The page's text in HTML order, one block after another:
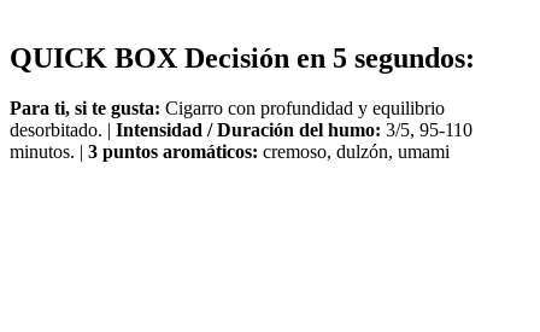
QUICK BOX Decisión en 5 segundos:
Para ti, si te gusta: Cigarro con profundidad y equilibrio
desorbitado. | Intensidad / Duración del humo: 3/5, 95-110
minutos. | 3 puntos aromáticos: cremoso, dulzón, umami